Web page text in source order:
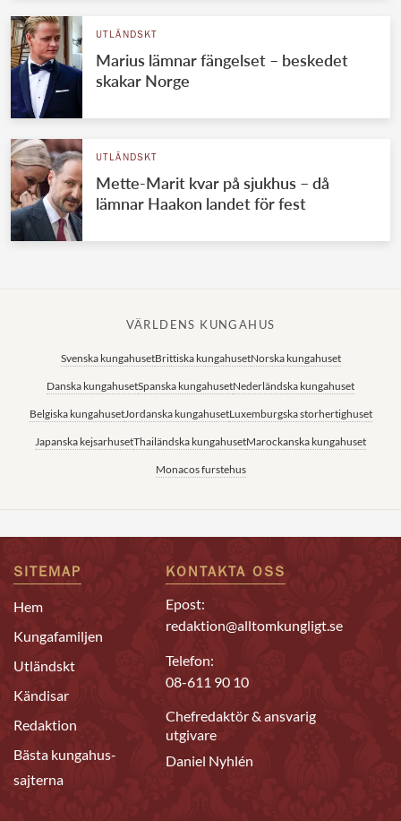
UTLÄNDSKT
Marius lämnar fängelset – beskedet
skakar Norge
UTLÄNDSKT
Mette-Marit kvar på sjukhus – då
lämnar Haakon landet för fest
VÄRLDENS KUNGAHUS
Svenska kungahusetBrittiska kungahusetNorska kungahuset
Danska kungahusetSpanska kungahusetNederländska kungahuset
Belgiska kungahusetJordanska kungahusetLuxemburgska storhertighuset
Japanska kejsarhusetThailändska kungahusetMarockanska kungahuset
Monacos furstehus
SITEMAP
Hem
Kungafamiljen
Utländskt
Kändisar
Redaktion
Bästa kungahus-
sajterna
KONTAKTA OSS
Epost:
redaktion@alltomkungligt.se
Telefon:
08-611 90 10
Chefredaktör & ansvarig
utgivare
Daniel Nyhlén